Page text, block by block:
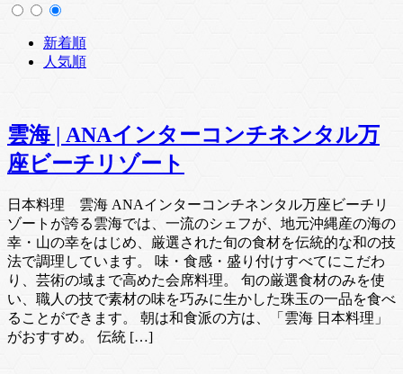
新着順
人気順
雲海 | ANAインターコンチネンタル万
座ビーチリゾート
日本料理 雲海 ANAインターコンチネンタル万座ビーチリ
ゾートが誇る雲海では、一流のシェフが、地元沖縄産の海の
幸・山の幸をはじめ、厳選された旬の食材を伝統的な和の技
法で調理しています。 味・食感・盛り付けすべてにこだわ
り、芸術の域まで高めた会席料理。 旬の厳選食材のみを使
い、職人の技で素材の味を巧みに生かした珠玉の一品を食べ
ることができます。 朝は和食派の方は、「雲海 日本料理」
がおすすめ。 伝統 […]